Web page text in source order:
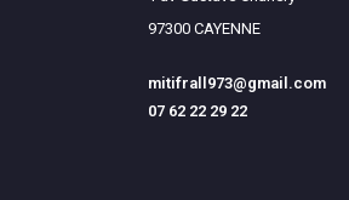
97300 CAYENNE
mitifrall973@gmail.com
07 62 22 29 22